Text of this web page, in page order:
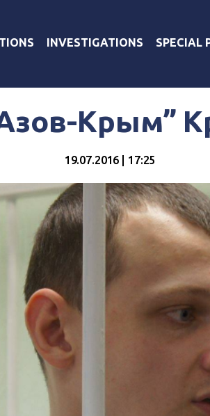
INVESTIGATIONS SPECIAL
Крым”
19.07.2016 | 17:25